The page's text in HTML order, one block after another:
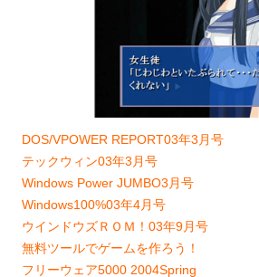
DOS/VPOWER REPORT03年3月号
テックウィン03年3月号
Windows Power JUMBO3月号
Windows100%03年4月号
ウインドウズＲＯＭ！03年9月号
無料ツールでゲームを作ろう！
フリーウェア5000 2004Spring